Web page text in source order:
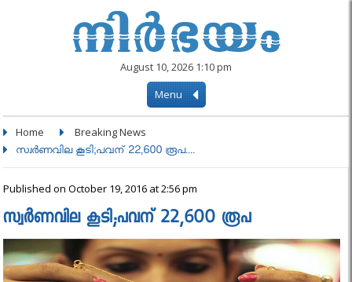
August 10, 2026 1:10 pm
Menu
Home Breaking News
സ്വര്‍ണവില കൂടി;പവന് 22,600 രൂപ....
Published on October 19, 2016 at 2:56 pm
സ്വര്‍ണവില കൂടി;പവന് 22,600 രൂപ